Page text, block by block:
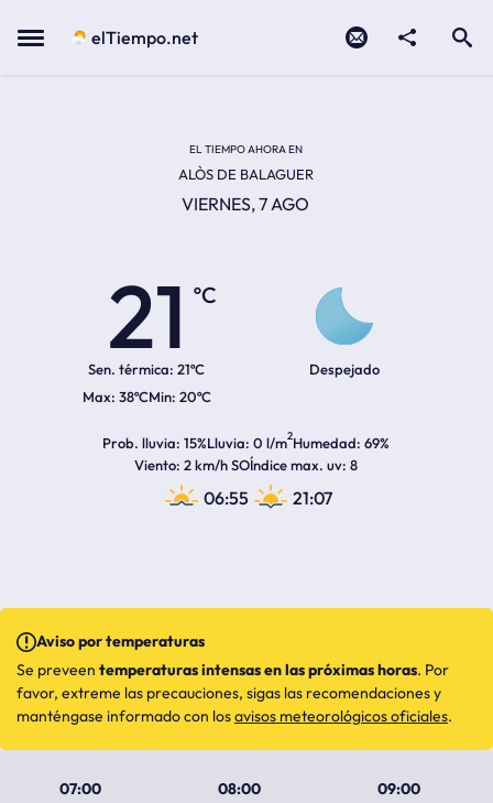
Menu elTiempo.net
EL TIEMPO AHORA EN
ALÒS DE BALAGUER
VIERNES, 7 AGO
21
ºC
Sen. térmica: 21ºC
38ºC 20ºC
Despejado
Prob. lluvia 15%Lluvia 0 l/m2Humedad 69%
Viento 2 km/h SOÍndice max. uv 8
06:55 21:07
07:00 08:00 09:00
Aviso por temperaturas
Se preveen temperaturas intensas en las próximas horas. Por
favor, extreme las precauciones, sigas las recomendaciones y
manténgase informado con losavisos meteorológicos oficiales.